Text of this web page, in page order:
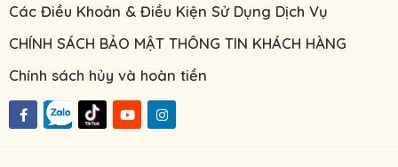
Các Điều Khoản & Điều Kiện Sử Dụng Dịch Vụ
CHÍNH SÁCH BẢO MẬT THÔNG TIN KHÁCH HÀNG
Chính sách hủy và hoàn tiền